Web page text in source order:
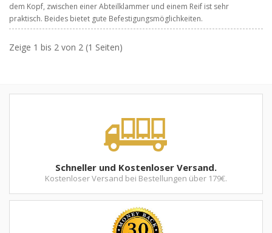
dem Kopf, zwischen einer Abteilklammer und einem Reif ist sehr
praktisch. Beides bietet gute Befestigungsmöglichkeiten.
Zeige 1 bis 2 von 2 (1 Seiten)
Schneller und Kostenloser Versand.
Kostenloser Versand bei Bestellungen über 179€.